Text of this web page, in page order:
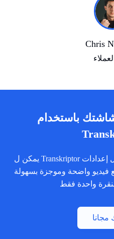
Chris
باستخدام
يمكن ل Transkriptor تبسيط الاتصال المعقد من خلال إعدادات
فيديو واضحة وموجزة بسهولة
مجانا